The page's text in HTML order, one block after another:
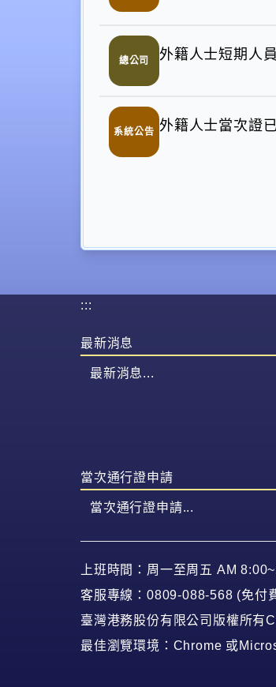
總公司 外籍人士短期人
系統公告 外籍人士當次證
:::
最新消息
最新消息...
當次通行證申請
當次通行證申請...
上班時間：周一至周五 AM
客服專線：0809-088-568 (免付
臺灣港務股份有限公司版權所
最佳瀏覽環境：Chrome 或